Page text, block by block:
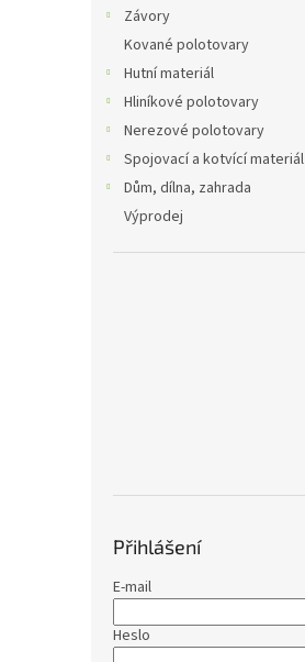
Závory
Kované polotovary
Hutní materiál
Hliníkové polotovary
Nerezové polotovary
Spojovací a kotvící materiál
Dům, dílna, zahrada
Výprodej
Přihlášení
E-mail
Heslo